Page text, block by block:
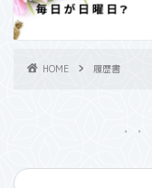
HOME 履歴書